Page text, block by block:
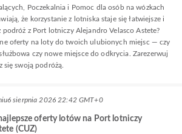
Poczekalnia i Pomoc dla osób na wózkach
że korzystanie z lotniska staje się łatwiejsze i
podróż z Port lotniczy Alejandro Velasco Astete?
oferty na loty do twoich ulubionych miejsc — czy
czy nowe miejsce do odkrycia. Zarezerwuj
się swoją podróżą.
6 sierpnia 2026 22:42 GMT+0
oferty lotów na Port lotniczy
(CUZ)